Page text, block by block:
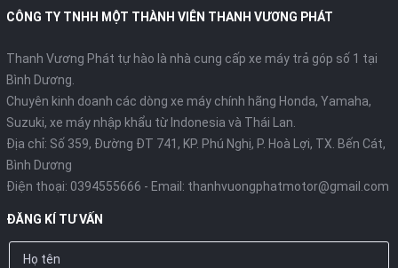
CÔNG TY TNHH MỘT THÀNH VIÊN THANH VƯƠNG PHÁT
Thanh Vương Phát tự hào là nhà cung cấp xe máy trả góp số 1 tại
Bình Dương.
Chuyên kinh doanh các dòng xe máy chính hãng Honda, Yamaha,
Suzuki, xe máy nhập khẩu từ Indonesia và Thái Lan.
Địa chỉ: Số 359, Đường ĐT 741, KP. Phú Nghị, P. Hoà Lợi, TX. Bến Cát,
Bình Dương
Điện thoại: 0394555666 - Email: thanhvuongphatmotor@gmail.com
ĐĂNG KÍ TƯ VẤN